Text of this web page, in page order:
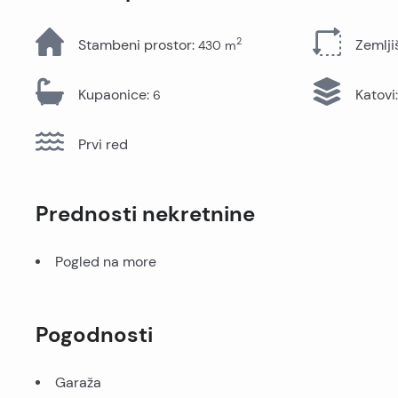
Stambeni prostor: 430 m2
Kupaonice: 6 Katovi:
Prvi red
Prednosti nekretnine
Pogled na more
Pogodnosti
Garaža